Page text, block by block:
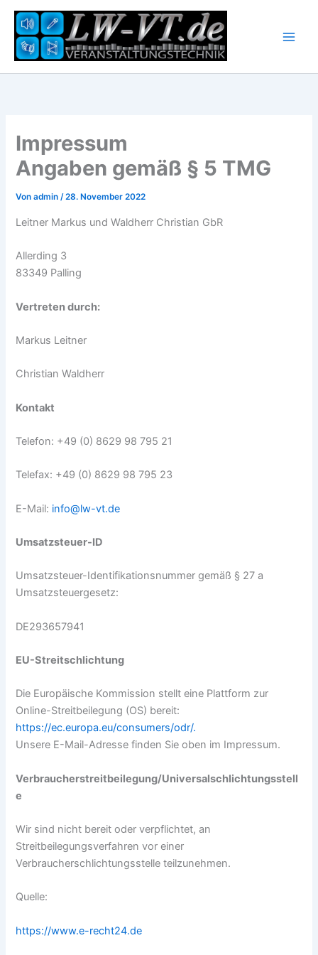
Zum
Inhalt
springen
Impressum
Angaben gemäß § 5 TMG
Vonadmin/28. November 2022
Leitner Markus und Waldherr Christian GbR
Allerding 3
83349 Palling
Vertreten durch:
Markus Leitner
Christian Waldherr
Kontakt
Telefon: +49 (0) 8629 98 795 21
Telefax: +49 (0) 8629 98 795 23
E-Mail: info@lw-vt.de
Umsatzsteuer-ID
Umsatzsteuer-Identifikationsnummer gemäß § 27 a
Umsatzsteuergesetz:
DE293657941
EU-Streitschlichtung
Die Europäische Kommission stellt eine Plattform zur
Online-Streitbeilegung (OS) bereit:
https://ec.europa.eu/consumers/odr/.
Unsere E-Mail-Adresse finden Sie oben im Impressum.
Verbraucherstreitbeilegung/Universalschlichtungsstell
e
Wir sind nicht bereit oder verpflichtet, an
Streitbeilegungsverfahren vor einer
Verbraucherschlichtungsstelle teilzunehmen.
Quelle:
https://www.e-recht24.de